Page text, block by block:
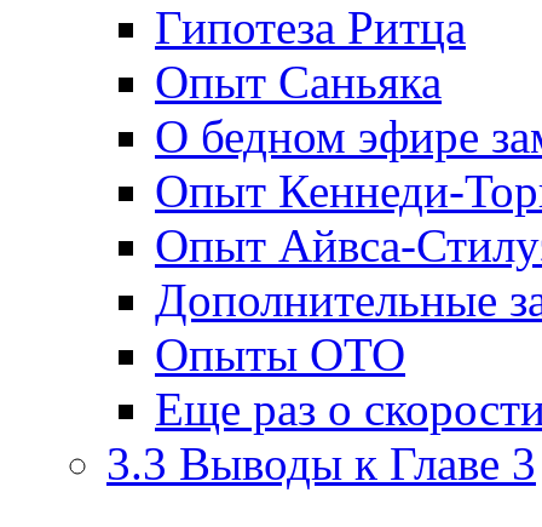
Гипотеза Ритца
Опыт Саньяка
О бедном эфире
Опыт Кеннеди-
Опыт Айвса-
Дополнительные
Опыты ОТО
Еще раз о
3.3 Выводы к Главе 3